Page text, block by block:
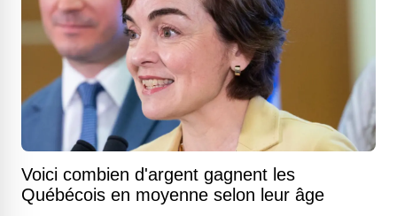
Voici combien d'argent gagnent les
Québécois en moyenne selon leur âge